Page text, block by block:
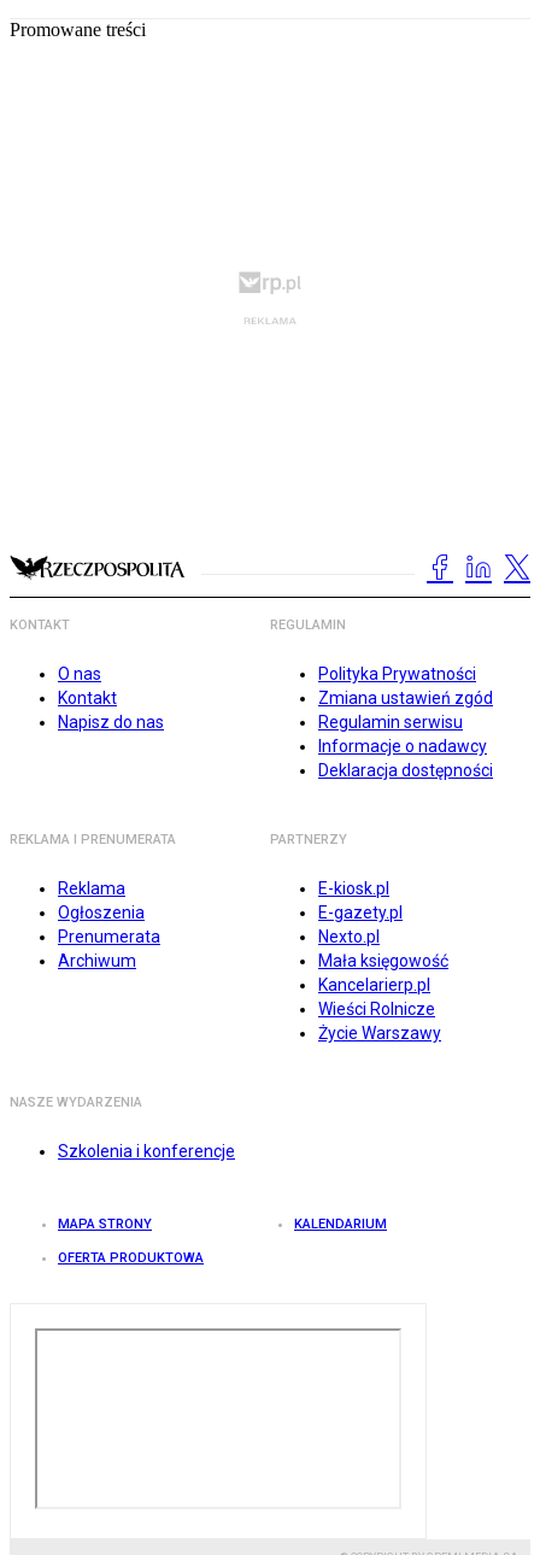
Promowane treści
KONTAKT
O nas
Kontakt
Napisz do nas
REGULAMIN
Polityka Prywatności
Zmiana ustawień zgód
Regulamin serwisu
Informacje o nadawcy
Deklaracja dostępności
REKLAMA I PRENUMERATA
Reklama
Ogłoszenia
Prenumerata
Archiwum
PARTNERZY
E-kiosk.pl
E-gazety.pl
Nexto.pl
Mała księgowość
Kancelarierp.pl
Wieści Rolnicze
Życie Warszawy
NASZE WYDARZENIA
Szkolenia i konferencje
MAPA STRONY KALENDARIUM
OFERTA PRODUKTOWA